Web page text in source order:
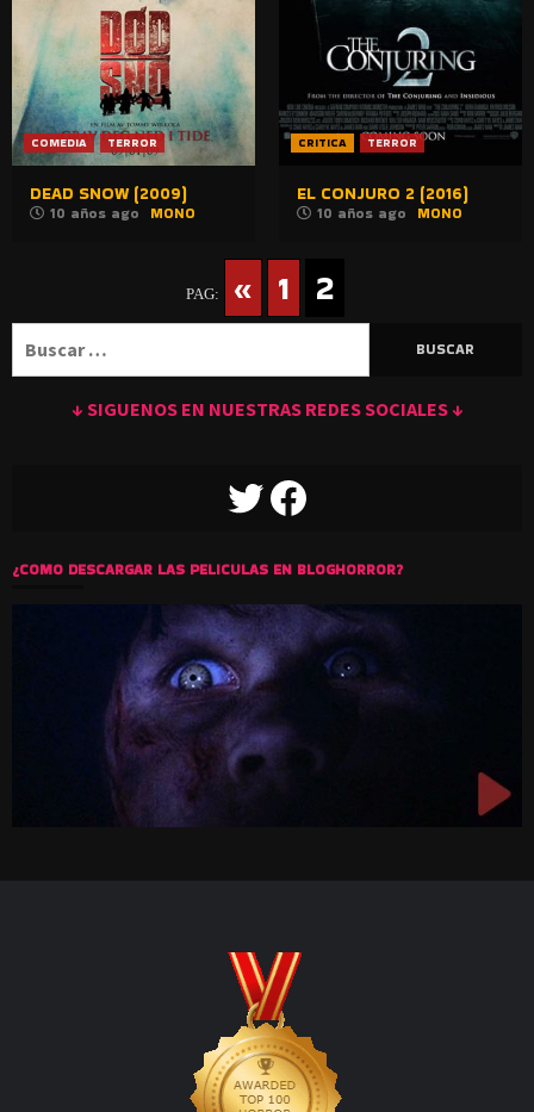
COMEDIA TERROR
DEAD SNOW (2009)
10 años ago MONO
CRITICA TERROR
EL CONJURO 2 (2016)
10 años ago MONO
PAG: « 1 2
↓ SIGUENOS EN NUESTRAS REDES SOCIALES ↓
TWITTERFACEBOOK
¿COMO DESCARGAR LAS PELICULAS EN BLOGHORROR?